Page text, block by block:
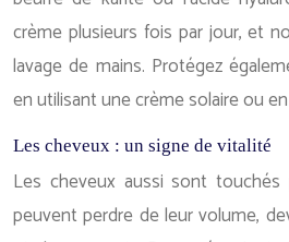
crème plusieurs fois par jour, et
lavage de mains. Protégez
en utilisant une crème solaire ou
Les cheveux : un signe de vitalité
Les cheveux aussi sont touchés
peuvent perdre de leur volume,